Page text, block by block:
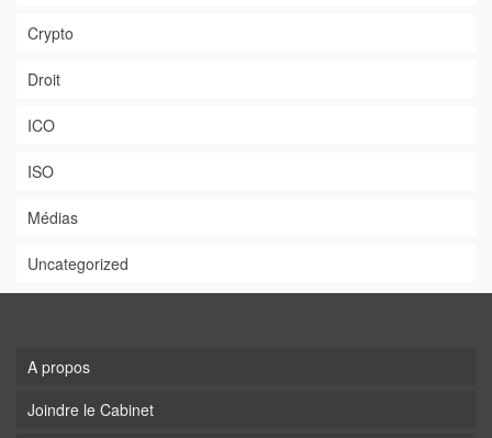
Crypto
Droit
ICO
ISO
Médias
Uncategorized
A propos
Joindre le Cabinet